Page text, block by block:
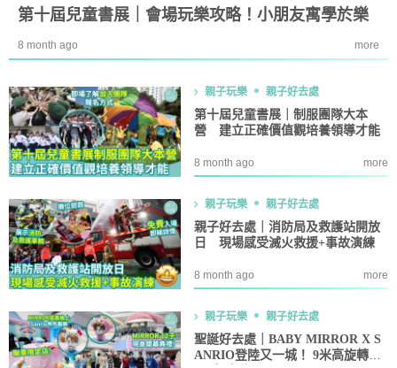
第十屆兒童書展｜會場玩樂攻略！小朋友寓學於樂
8 month ago more
親子玩樂 親子好去處
第十屆兒童書展｜制服團隊大本
營 建立正確價值觀培養領導才能
8 month ago more
親子玩樂 親子好去處
親子好去處｜消防局及救護站開放
日 現場感受滅火救援+事故演練
8 month ago more
親子玩樂 親子好去處
聖誕好去處｜BABY MIRROR X S
ANRIO登陸又一城！ 9米高旋轉木